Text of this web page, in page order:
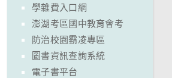
學雜費入口網
澎湖考區國中教育會考
防治校園霸凌專區
圖書資訊查詢系統
電子書平台